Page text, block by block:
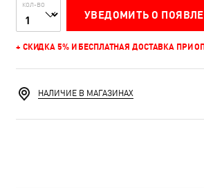
КОЛ-ВО
УВЕДОМИТЬ О
+ СКИДКА 5% И БЕСПЛАТНАЯ ДОСТАВКА ПРИ
НАЛИЧИЕ В МАГАЗИНАХ